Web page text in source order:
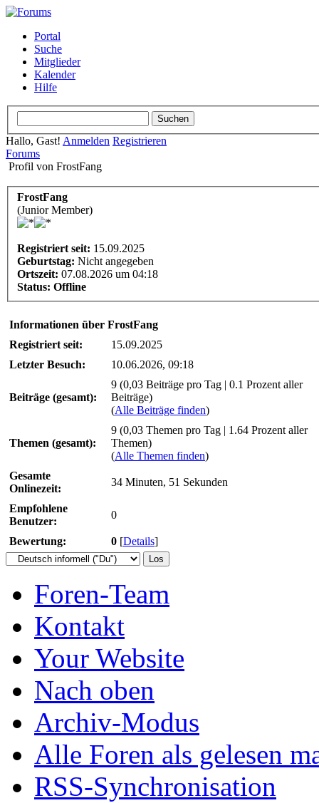
Portal
Suche
Mitglieder
Kalender
Hilfe
Hallo, Gast! Anmelden Registrieren
Forums
Profil von FrostFang
FrostFang
(Junior Member)
Registriert seit: 15.09.2025
Geburtstag: Nicht angegeben
Ortszeit: 07.08.2026 um 04:18
Status: Offline
Informationen über FrostFang
Registriert seit:
15.09.2025
Letzter Besuch:
10.06.2026, 09:18
Beiträge (gesamt):
9 (0,03 Beiträge pro Tag | 0.1 Prozent aller
Beiträge)
(Alle Beiträge finden)
Themen (gesamt):
9 (0,03 Themen pro Tag | 1.64 Prozent aller
Themen)
(Alle Themen finden)
Gesamte
Onlinezeit:
34 Minuten, 51 Sekunden
Empfohlene
Benutzer:
0
Bewertung: 0 [Details]
Foren-Team
Kontakt
Your Website
Nach oben
Archiv-Modus
Alle Foren als gelesen
RSS-Synchronisation